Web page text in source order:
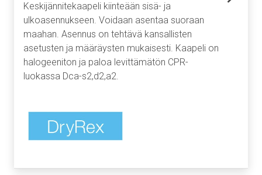
Keskijännitekaapeli kiinteään sisä- ja
ulkoasennukseen. Voidaan asentaa suoraan
maahan. Asennus on tehtävä kansallisten
asetusten ja määräysten mukaisesti. Kaapeli on
halogeeniton ja paloa levittämätön CPR-
luokassa Dca-s2,d2,a2.